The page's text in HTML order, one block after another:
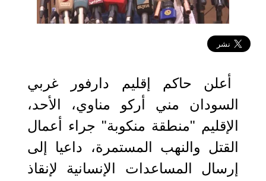
أعلن حاكم إقليم دارفور غربي
السودان مني أركو مناوي، الأحد،
الإقليم "منطقة منكوبة" جراء أعمال
القتل والنهب المستمرة، داعيا إلى
إرسال المساعدات الإنسانية لإنقاذ